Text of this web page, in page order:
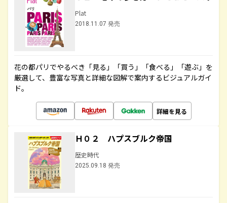
Plat
2018.11.07 発売
花の都パリでやるべき「見る」「買う」「食べる」「遊ぶ」を
厳選して、豊富な写真と詳細な図解で案内するビジュアルガイ
ド。
詳細を見る
Ｈ０２ ハプスブルク帝国
歴史時代
2025.09.18 発売